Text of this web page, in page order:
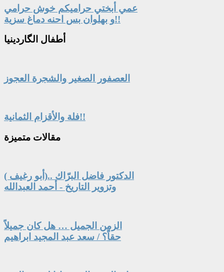
عمي أبختي حراميكم خوش حرامي
و بهلوان بس احنه دماغ سزية!!
أطفال الگاردينيا
العصفور الصغير والشجرة العجوز
فلة والأقزام الثمانية!!
مقالات متميزة
الدكتور فاضل البرّاك ..(أبو رغيف )
وتزوير التاريخ - أحمد العبدالله
الزمن الجميل … هل كان جميلاً
حقاً؟ / سعد عبد المجيد ابراهيم